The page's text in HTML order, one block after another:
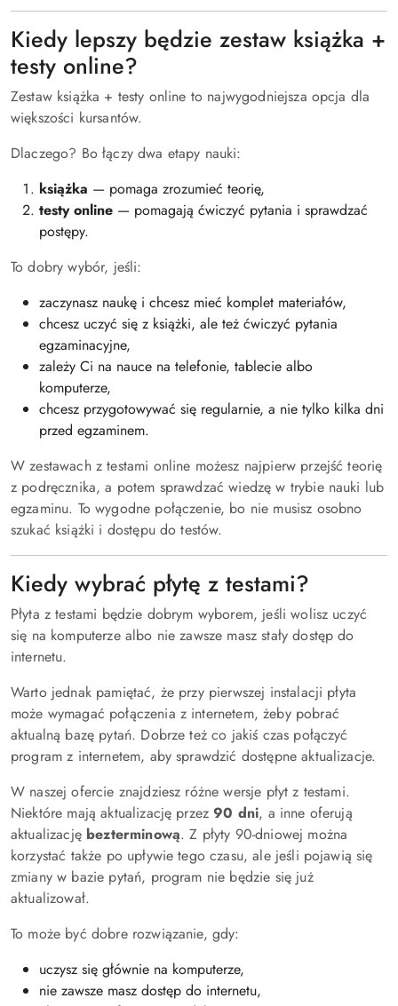
Kiedy lepszy będzie zestaw książka +
testy online?
Zestaw książka + testy online to najwygodniejsza opcja dla
większości kursantów.
Dlaczego? Bo łączy dwa etapy nauki:
książka — pomaga zrozumieć teorię,
testy online — pomagają ćwiczyć pytania i sprawdzać
postępy.
To dobry wybór, jeśli:
zaczynasz naukę i chcesz mieć komplet materiałów,
chcesz uczyć się z książki, ale też ćwiczyć pytania
egzaminacyjne,
zależy Ci na nauce na telefonie, tablecie albo
komputerze,
chcesz przygotowywać się regularnie, a nie tylko kilka dni
przed egzaminem.
W zestawach z testami online możesz najpierw przejść teorię
z podręcznika, a potem sprawdzać wiedzę w trybie nauki lub
egzaminu. To wygodne połączenie, bo nie musisz osobno
szukać książki i dostępu do testów.
Kiedy wybrać płytę z testami?
Płyta z testami będzie dobrym wyborem, jeśli wolisz uczyć
się na komputerze albo nie zawsze masz stały dostęp do
internetu.
Warto jednak pamiętać, że przy pierwszej instalacji płyta
może wymagać połączenia z internetem, żeby pobrać
aktualną bazę pytań. Dobrze też co jakiś czas połączyć
program z internetem, aby sprawdzić dostępne aktualizacje.
W naszej ofercie znajdziesz różne wersje płyt z testami.
Niektóre mają aktualizację przez90 dni, a inne oferują
aktualizację bezterminową. Z płyty 90-dniowej można
korzystać także po upływie tego czasu, ale jeśli pojawią się
zmiany w bazie pytań, program nie będzie się już
aktualizował.
To może być dobre rozwiązanie, gdy:
uczysz się głównie na komputerze,
nie zawsze masz dostęp do internetu,